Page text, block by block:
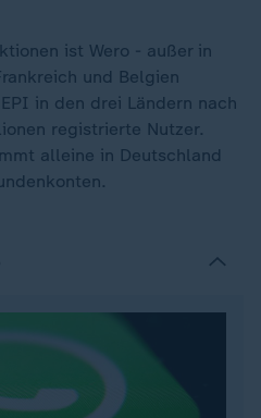
ist Wero - außer in
und Belgien
in den drei Ländern nach
registrierte Nutzer.
alleine in Deutschland